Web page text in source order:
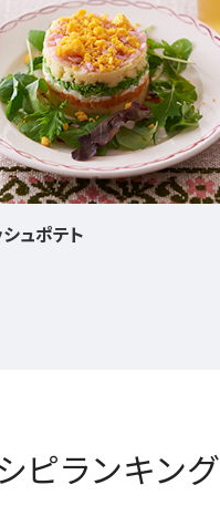
醤油和え
ピランキング